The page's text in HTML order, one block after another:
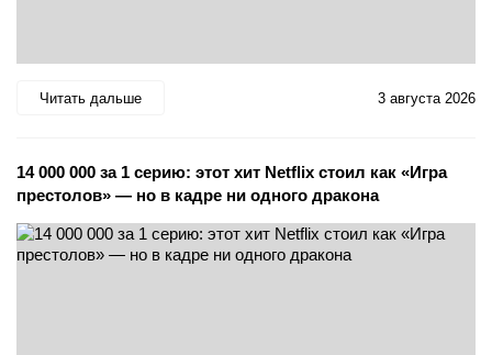
Читать дальше 3 августа 2026
14 000 000 за 1 серию: этот хит Netflix стоил как «Игра
престолов» — но в кадре ни одного дракона